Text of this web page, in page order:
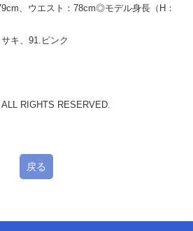
、ウエスト：78cm◎モデル身長（H：
キ、91.ピンク
RIGHTS RESERVED.
戻る